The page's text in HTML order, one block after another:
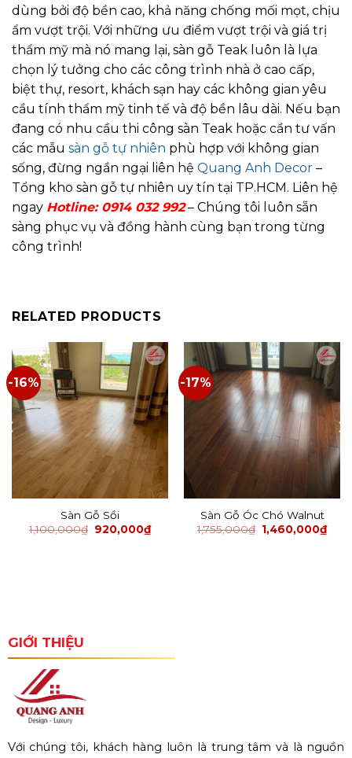
dùng bởi độ bền cao, khả năng chống mối mọt, chịu
ẩm vượt trội. Với những ưu điểm vượt trội và giá trị
thẩm mỹ mà nó mang lại, sàn gỗ Teak luôn là lựa
chọn lý tưởng cho các công trình nhà ở cao cấp,
biệt thự, resort, khách sạn hay các không gian yêu
cầu tính thẩm mỹ tinh tế và độ bền lâu dài. Nếu bạn
đang có nhu cầu thi công sàn Teak hoặc cần tư vấn
các mẫu sàn gỗ tự nhiên phù hợp với không gian
sống, đừng ngần ngại liên hệ Quang Anh Decor –
Tổng kho sàn gỗ tự nhiên uy tín tại TP.HCM. Liên hệ
ngay Hotline: 0914 032 992– Chúng tôi luôn sẵn
sàng phục vụ và đồng hành cùng bạn trong từng
công trình!
RELATED PRODUCTS
-16%
Sàn Gỗ Sồi
1,100,000₫ 920,000₫
-17%
Sàn Gỗ Óc Chó Walnut
1,755,000₫ 1,460,000₫
GIỚI THIỆU
Với chúng tôi, khách hàng luôn là trung tâm và là nguồn